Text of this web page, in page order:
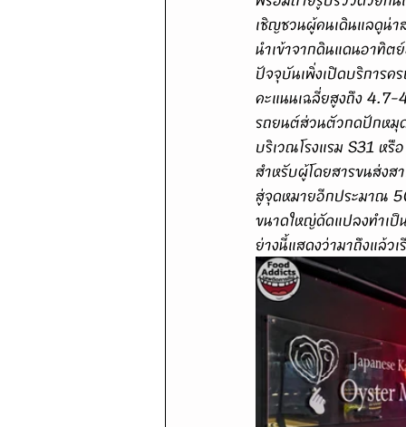
เชิญชวนผู้คนเดินแลดูน่
นำเข้าจากดินแดนอาทิ
ปัจจุบันเพิ่งเปิดบริการ
คะแนนเฉลี่ยสูงถึง 4.7-
รถยนต์ส่วนตัวกดปักหมุ
บริเวณโรงแรม S31 หรื
สำหรับผู้โดยสารขนส่ง
สู่จุดหมายอีกประมาณ
ขนาดใหญ่ดัดแปลงทำเ
ย่างนี้แสดงว่ามาถึงแล้ว